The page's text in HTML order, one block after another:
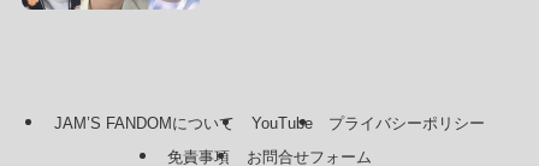
JAM’S FANDOMについて YouTube
プライバシーポリシー
免責事項
お問合せフォーム